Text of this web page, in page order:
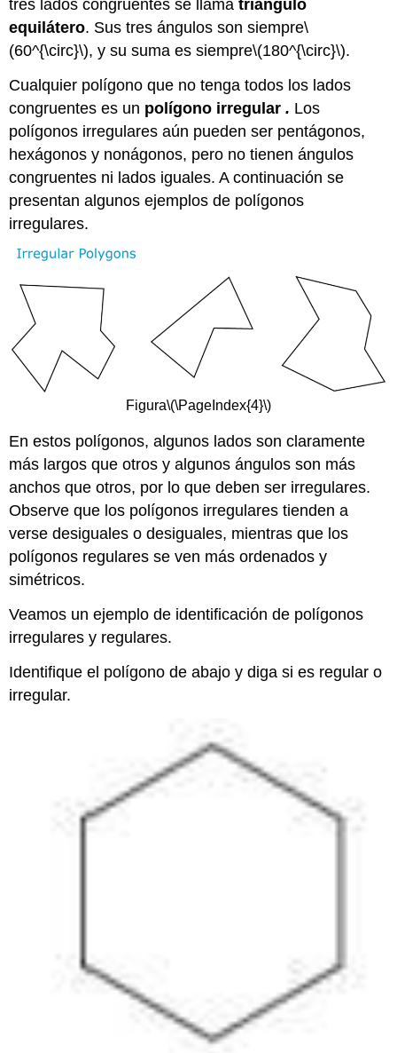
tres lados congruentes se llamatriángulo
equilátero. Sus tres ángulos son siempre\
(60^{\circ}\), y su suma es siempre\(180^{\circ}\).
Cualquier polígono que no tenga todos los lados
congruentes es un polígono irregular. Los
polígonos irregulares aún pueden ser pentágonos,
hexágonos y nonágonos, pero no tienen ángulos
congruentes ni lados iguales. A continuación se
presentan algunos ejemplos de polígonos
irregulares.
Figura\(\PageIndex{4}\)
En estos polígonos, algunos lados son claramente
más largos que otros y algunos ángulos son más
anchos que otros, por lo que deben ser irregulares.
Observe que los polígonos irregulares tienden a
verse desiguales o desiguales, mientras que los
polígonos regulares se ven más ordenados y
simétricos.
Veamos un ejemplo de identificación de polígonos
irregulares y regulares.
Identifique el polígono de abajo y diga si es regular o
irregular.